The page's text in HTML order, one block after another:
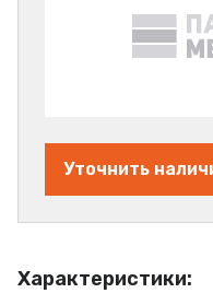
Характеристики:
Уточнить